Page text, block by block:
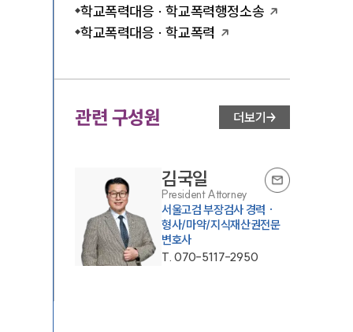
학교폭력대응 · 학교폭력행정소송
학교폭력대응 · 학교폭력
관련 구성원 더보기
김국일
President Attorney
서울고검 부장검사 경력 ·
형사/마약/지식재산권전문
변호사
T.070-5117-2950